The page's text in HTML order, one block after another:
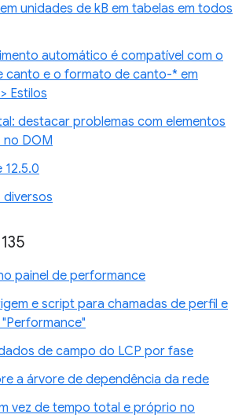
unidades de kB em tabelas em todos
automático é compatível com o
canto e o formato de canto-* em
Estilos
destacar problemas com elementos
DOM
12.5.0
diversos
painel de performance
e script para chamadas de perfil e
de campo do LCP por fase
a árvore de dependência da rede
vez de tempo total e próprio no